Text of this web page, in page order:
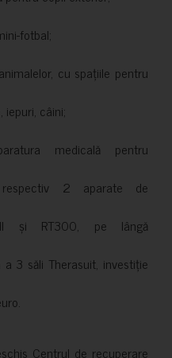
fotbal;
cu spațiile pentru
iepuri, câini;
medicală pentru
respectiv 2 aparate de
și RT300, pe lângă
3 săli Therasuit, investiție
Centrul de recuperare